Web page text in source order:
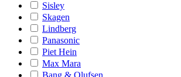
Sisley
Skagen
Lindberg
Panasonic
Piet Hein
Max Mara
Bang & Olufsen